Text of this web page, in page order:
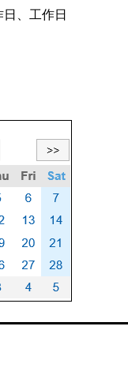
、工作日